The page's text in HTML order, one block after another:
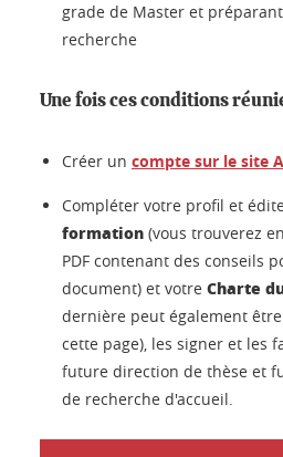
grade de Master et
recherche
Une fois ces conditions
Créer un compte sur le site
Compléter votre profil et
formation (vous trouverez
PDF contenant des conseils
document) et votre Charte
dernière peut également
cette page), les signer et les
future direction de thèse et
de recherche d'accueil.